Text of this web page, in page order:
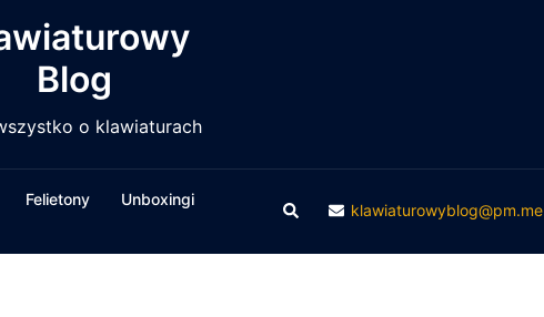
Blog
o klawiaturach
Felietony
Unboxingi
Wyszukiwanieklawiaturowyblog@pm.me